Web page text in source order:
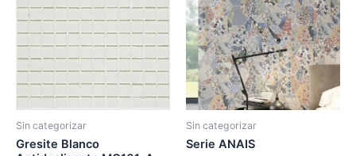
Sin categorizar
Gresite Blanco
Sin categorizar
Serie ANAIS